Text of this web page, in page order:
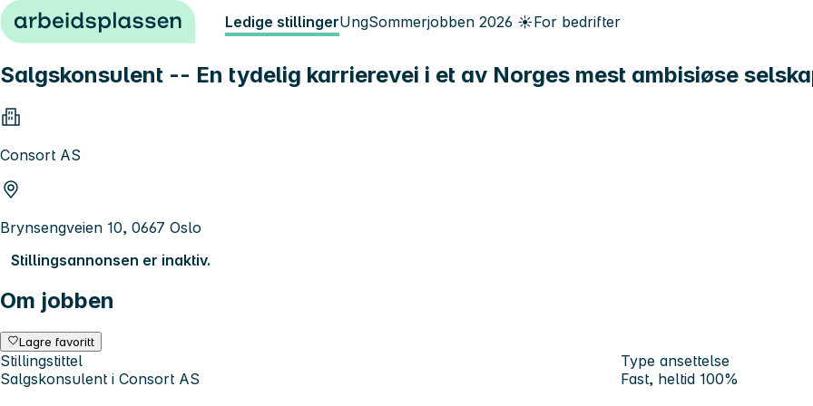
Hopp til innhold Ledige stillingerUngSommerjobben 2026 ☀️For bedrifter
Salgskonsulent -- En tydelig karrierevei i et av Norges mest ambisiøse
Consort AS
Brynsengveien 10, 0667 Oslo
Stillingsannonsen er inaktiv.
Om jobben
Lagre favoritt
Stillingstittel
Salgskonsulent i Consort AS
Type ansettelse
Fast, heltid 100%